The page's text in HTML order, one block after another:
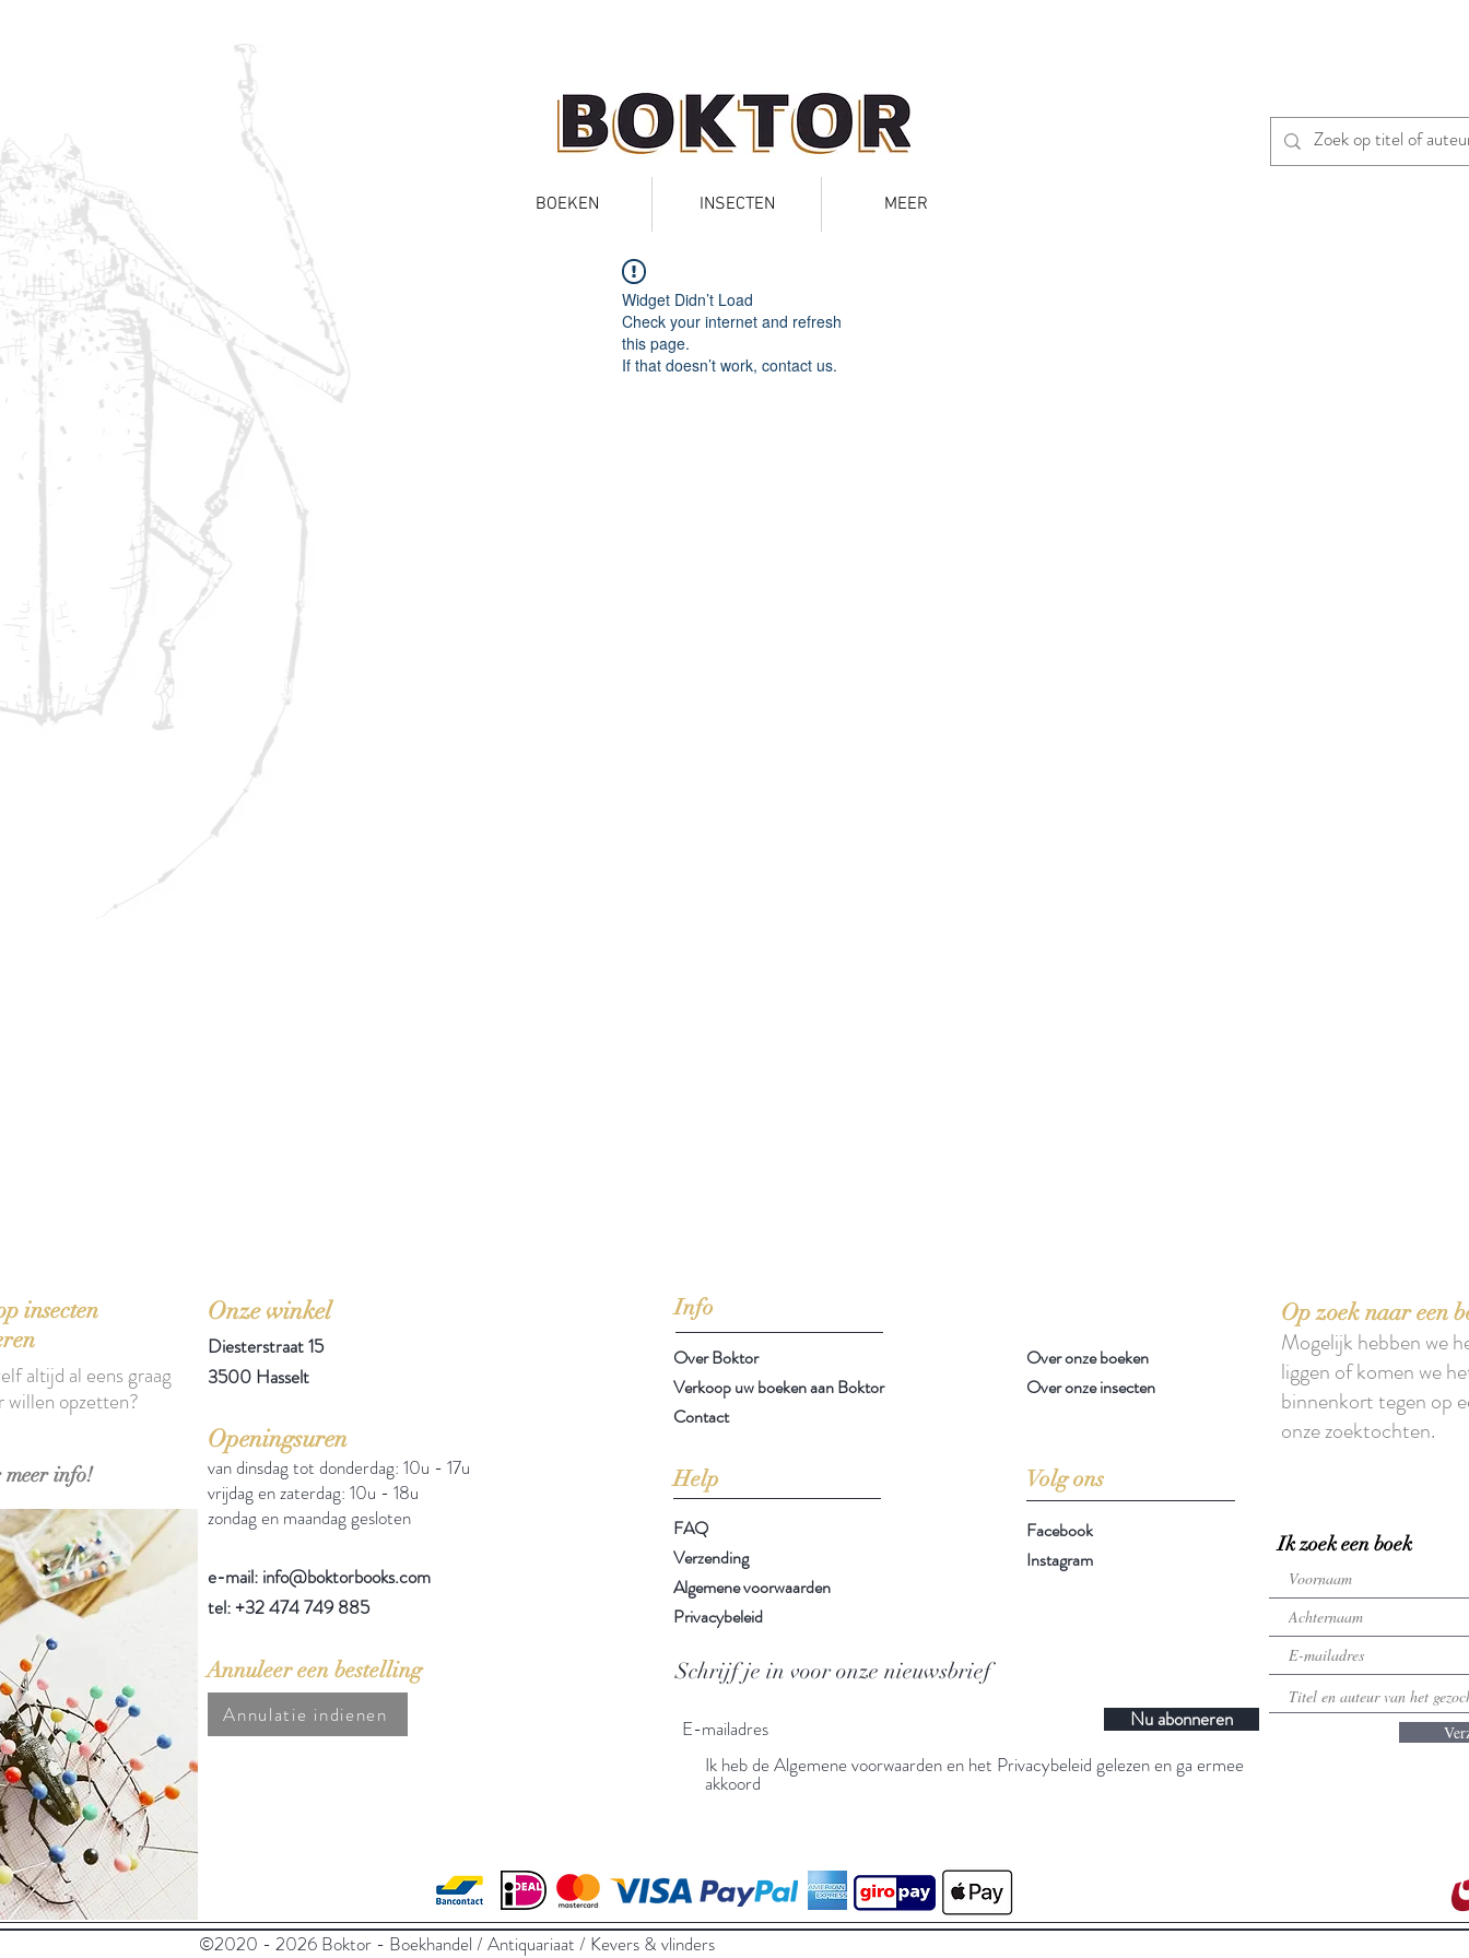
BOEKEN INSECTEN MEER
Widget Didn’t Load
Check your internet and refresh
this page.
If that doesn’t work, contact us.
insecten
info!
altijd al eens graag
willen opzetten?
Onze winkel
Diesterstraat 15
3500 Hasselt
Openingsuren
van dinsdag tot donderdag: 10u - 17u
vrijdag en zaterdag: 10u - 18u
zondag en maandag gesloten
e-mail: info@boktorbooks.com
tel: +32 474 749 885
Info
Over Boktor
Verkoop uw boeken aan Boktor
Contact
Help Volg ons
Op zoek naar een
Mogelijk hebben we
liggen of komen we
binnenkort tegen op
onze zoektochten.
FAQ
Verzending
Algemene voorwaarden
Privacybeleid
Facebook
Instagram
Schrijf je in voor onze nieuwsbrief
Nu abonneren
Ik heb de Algemene voorwaarden en het Privacybeleid gelezen en ga ermee
akkoord
Ik zoek een boek
©2020 - 2026 Boktor - Boekhandel / Antiquariaat / Kevers & vlinders
Over onze boeken
Over onze insecten
Annuleer een bestelling
Annulatie indienen